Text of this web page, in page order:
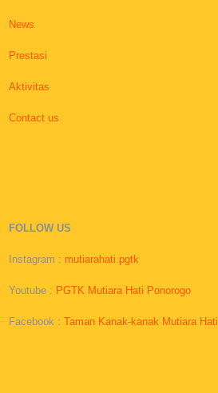
News
Prestasi
Aktivitas
Contact us
FOLLOW US
Instagram : mutiarahati.pgtk
Youtube : PGTK Mutiara Hati Ponorogo
Facebook :Taman Kanak-kanak Mutiara Hati